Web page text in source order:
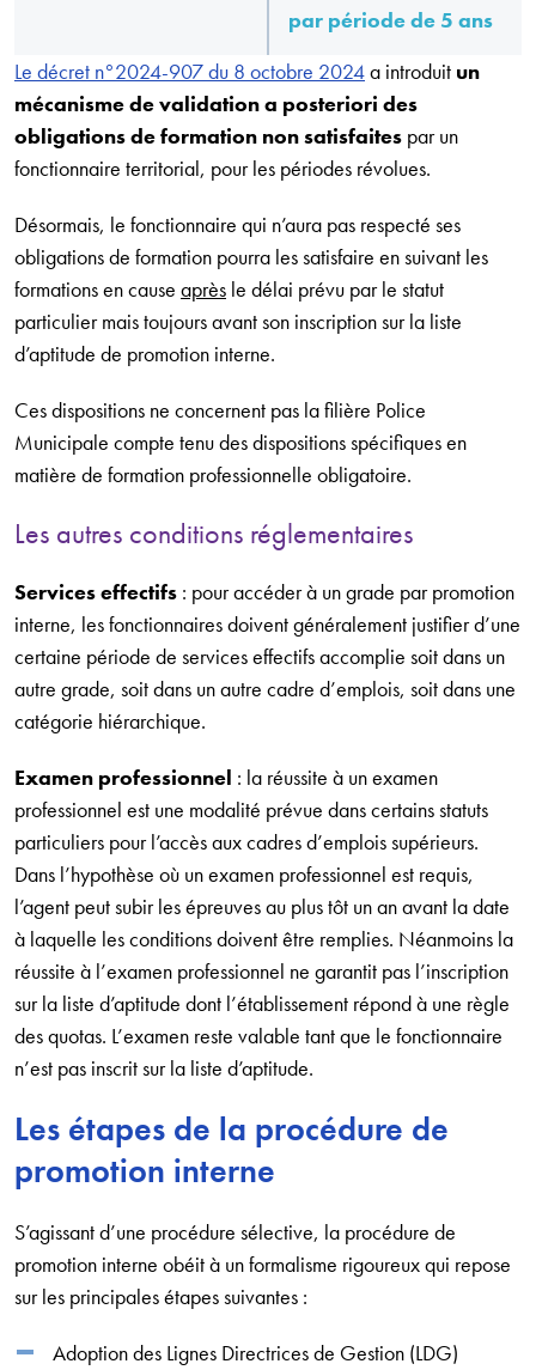
par période de 5 ans
Le décret n°2024-907 du 8 octobre 2024a introduit un
mécanisme de validation a posteriori des
obligations de formation non satisfaites par un
fonctionnaire territorial, pour les périodes révolues.
Désormais, le fonctionnaire qui n’aura pas respecté ses
obligations de formation pourra les satisfaire en suivant les
formations en cause après le délai prévu par le statut
particulier mais toujours avant son inscription sur la liste
d’aptitude de promotion interne.
Ces dispositions ne concernent pas la filière Police
Municipale compte tenu des dispositions spécifiques en
matière de formation professionnelle obligatoire.
Les autres conditions réglementaires
Services effectifs : pour accéder à un grade par promotion
interne, les fonctionnaires doivent généralement justifier d’une
certaine période de services effectifs accomplie soit dans un
autre grade, soit dans un autre cadre d’emplois, soit dans une
catégorie hiérarchique.
Examen professionnel : la réussite à un examen
professionnel est une modalité prévue dans certains statuts
particuliers pour l’accès aux cadres d’emplois supérieurs.
Dans l’hypothèse où un examen professionnel est requis,
l’agent peut subir les épreuves au plus tôt un an avant la date
à laquelle les conditions doivent être remplies. Néanmoins la
réussite à l’examen professionnel ne garantit pas l’inscription
sur la liste d’aptitude dont l’établissement répond à une règle
des quotas. L’examen reste valable tant que le fonctionnaire
n’est pas inscrit sur la liste d’aptitude.
Les étapes de la procédure de
promotion interne
S’agissant d’une procédure sélective, la procédure de
promotion interne obéit à un formalisme rigoureux qui repose
sur les principales étapes suivantes :
Adoption des Lignes Directrices de Gestion (LDG)